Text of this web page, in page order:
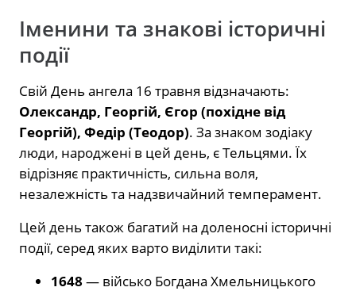
Іменини та знакові історичні
події
Свій День ангела 16 травня відзначають:
Олександр, Георгій, Єгор (похідне від
Георгій), Федір (Теодор). За знаком зодіаку
люди, народжені в цей день, є Тельцями. Їх
відрізняє практичність, сильна воля,
незалежність та надзвичайний темперамент.
Цей день також багатий на доленосні історичні
події, серед яких варто виділити такі:
1648 — військо Богдана Хмельницького